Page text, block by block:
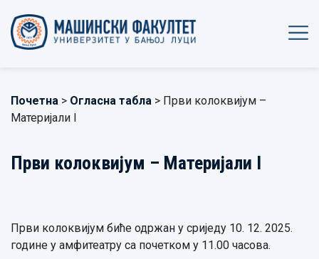
Почетна > Огласна табла > Први колоквијум –
Материјали I
Први колоквијум – Материјали I
Први колоквијум биће одржан у сриједу 10. 12. 2025.
године у амфитеатру са почетком у 11.00 часова.